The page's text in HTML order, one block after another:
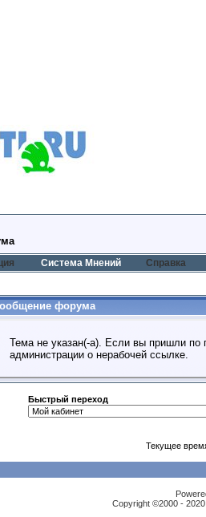
Система Мнений Справка
форума
Тема не указан(-а). Если вы пришли по
администрации о нерабочей ссылке.
Быстрый переход
Текущее
Copyright ©2000 -